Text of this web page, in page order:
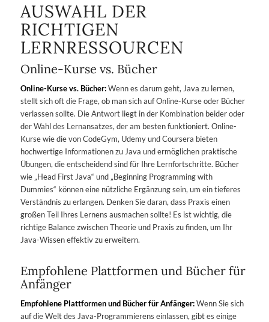
AUSWAHL DER
RICHTIGEN
LERNRESSOURCEN
Online-Kurse vs. Bücher
Online-Kurse vs. Bücher:Wenn es darum geht, Java zu lernen,
stellt sich oft die Frage, ob man sich auf Online-Kurse oder Bücher
verlassen sollte. Die Antwort liegt in der Kombination beider oder
der Wahl des Lernansatzes, der am besten funktioniert. Online-
Kurse wie die von CodeGym, Udemy und Coursera bieten
hochwertige Informationen zu Java und ermöglichen praktische
Übungen, die entscheidend sind für Ihre Lernfortschritte. Bücher
wie „Head First Java“ und „Beginning Programming with
Dummies“ können eine nützliche Ergänzung sein, um ein tieferes
Verständnis zu erlangen. Denken Sie daran, dass Praxis einen
großen Teil Ihres Lernens ausmachen sollte! Es ist wichtig, die
richtige Balance zwischen Theorie und Praxis zu finden, um Ihr
Java-Wissen effektiv zu erweitern.
Empfohlene Plattformen und Bücher für
Anfänger
Empfohlene Plattformen und Bücher für Anfänger:Wenn Sie sich
auf die Welt des Java-Programmierens einlassen, gibt es einige